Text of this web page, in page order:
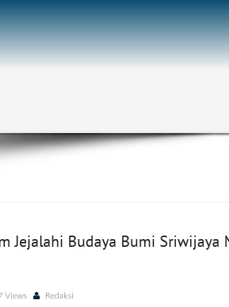
Jejalahi Budaya Bumi Sriwijaya
Views Redaksi